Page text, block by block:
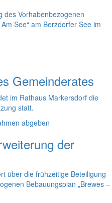
des Vorhabenbezogenen
See“ am Berzdorfer See im
Gemeinderates
im Rathaus Markersdorf die
statt.
abgeben
der
über die frühzeitige Beteiligung
Bebauungsplan „Brewes –